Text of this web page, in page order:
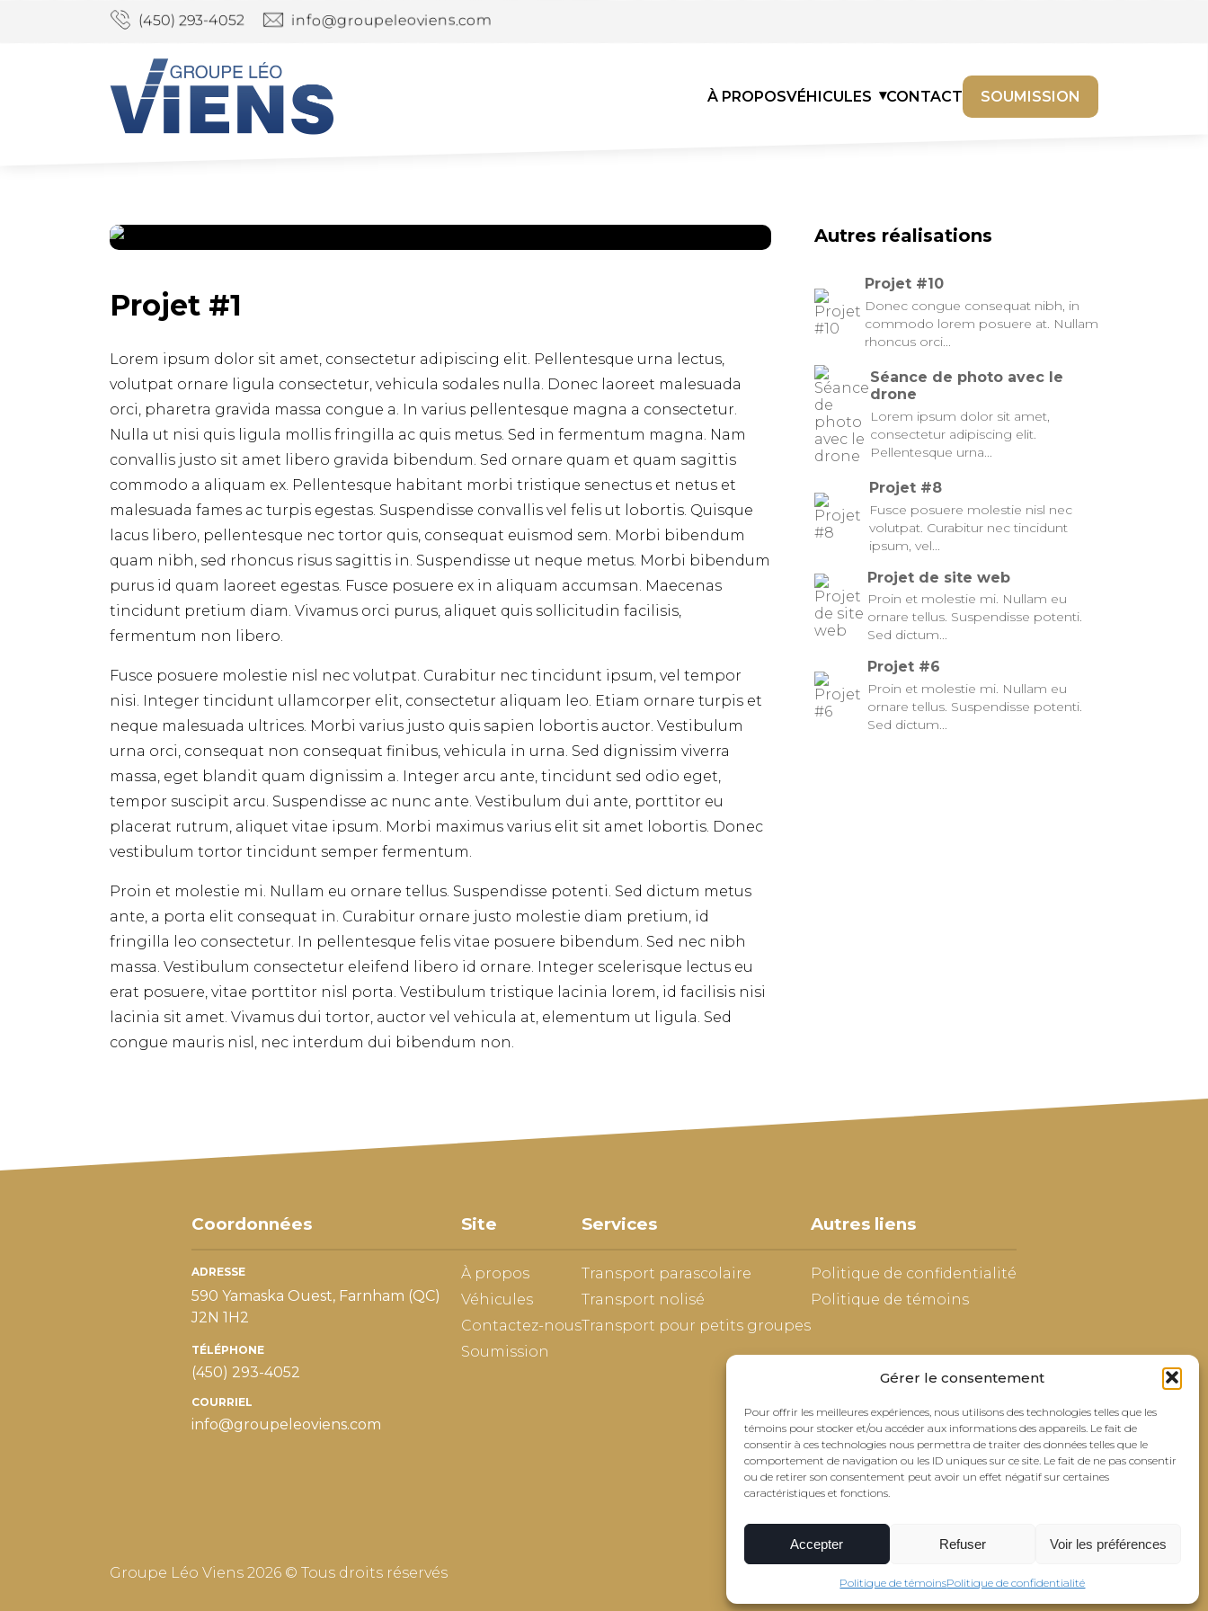
Gérer le consentement
Pour offrir les meilleures expériences, nous utilisons des technologies telles que les
témoins pour stocker et/ou accéder aux informations des appareils. Le fait de
consentir à ces technologies nous permettra de traiter des données telles que le
comportement de navigation ou les ID uniques sur ce site. Le fait de ne pas consentir
ou de retirer son consentement peut avoir un effet négatif sur certaines
caractéristiques et fonctions.
Accepter Refuser Voir les préférences
Politique de témoinsPolitique de confidentialité
(450) 293-4052 info@groupeleoviens.com
À PROPOSVÉHICULES CONTACT SOUMISSION
Projet #1
Lorem ipsum dolor sit amet, consectetur adipiscing elit. Pellentesque urna lectus,
volutpat ornare ligula consectetur, vehicula sodales nulla. Donec laoreet malesuada
orci, pharetra gravida massa congue a. In varius pellentesque magna a consectetur.
Nulla ut nisi quis ligula mollis fringilla ac quis metus. Sed in fermentum magna. Nam
convallis justo sit amet libero gravida bibendum. Sed ornare quam et quam sagittis
commodo a aliquam ex. Pellentesque habitant morbi tristique senectus et netus et
malesuada fames ac turpis egestas. Suspendisse convallis vel felis ut lobortis. Quisque
lacus libero, pellentesque nec tortor quis, consequat euismod sem. Morbi bibendum
quam nibh, sed rhoncus risus sagittis in. Suspendisse ut neque metus. Morbi bibendum
purus id quam laoreet egestas. Fusce posuere ex in aliquam accumsan. Maecenas
tincidunt pretium diam. Vivamus orci purus, aliquet quis sollicitudin facilisis,
fermentum non libero.
Fusce posuere molestie nisl nec volutpat. Curabitur nec tincidunt ipsum, vel tempor
nisi. Integer tincidunt ullamcorper elit, consectetur aliquam leo. Etiam ornare turpis et
neque malesuada ultrices. Morbi varius justo quis sapien lobortis auctor. Vestibulum
urna orci, consequat non consequat finibus, vehicula in urna. Sed dignissim viverra
massa, eget blandit quam dignissim a. Integer arcu ante, tincidunt sed odio eget,
tempor suscipit arcu. Suspendisse ac nunc ante. Vestibulum dui ante, porttitor eu
placerat rutrum, aliquet vitae ipsum. Morbi maximus varius elit sit amet lobortis. Donec
vestibulum tortor tincidunt semper fermentum.
Proin et molestie mi. Nullam eu ornare tellus. Suspendisse potenti. Sed dictum metus
ante, a porta elit consequat in. Curabitur ornare justo molestie diam pretium, id
fringilla leo consectetur. In pellentesque felis vitae posuere bibendum. Sed nec nibh
massa. Vestibulum consectetur eleifend libero id ornare. Integer scelerisque lectus eu
erat posuere, vitae porttitor nisl porta. Vestibulum tristique lacinia lorem, id facilisis nisi
lacinia sit amet. Vivamus dui tortor, auctor vel vehicula at, elementum ut ligula. Sed
congue mauris nisl, nec interdum dui bibendum non.
Autres réalisations
Projet #10
Donec congue consequat nibh, in
commodo lorem posuere at. Nullam
rhoncus orci...
Séance de photo avec le
drone
Lorem ipsum dolor sit amet,
consectetur adipiscing elit.
Pellentesque urna...
Projet #8
Fusce posuere molestie nisl nec
volutpat. Curabitur nec tincidunt
ipsum, vel...
Projet de site web
Proin et molestie mi. Nullam eu
ornare tellus. Suspendisse potenti.
Sed dictum...
Projet #6
Proin et molestie mi. Nullam eu
ornare tellus. Suspendisse potenti.
Sed dictum...
Coordonnées
ADRESSE
590 Yamaska Ouest, Farnham (QC)
J2N 1H2
TÉLÉPHONE
(450) 293-4052
COURRIEL
info@groupeleoviens.com
Site
À propos
Véhicules
Contactez-nous
Soumission
Services
Transport parascolaire
Transport nolisé
Transport pour petits groupes
Autres liens
Politique de confidentialité
Politique de témoins
Groupe Léo Viens 2026 © Tous droits réservés